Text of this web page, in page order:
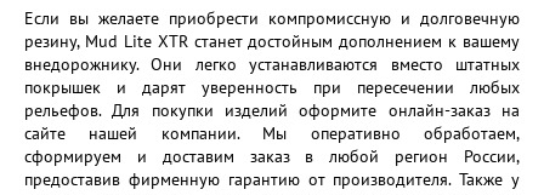
Если вы желаете приобрести компромиссную и долговечную
резину, Mud Lite XTR станет достойным дополнением к вашему
внедорожнику. Они легко устанавливаются вместо штатных
покрышек и дарят уверенность при пересечении любых
рельефов. Для покупки изделий оформите онлайн-заказ на
сайте нашей компании. Мы оперативно обработаем,
сформируем и доставим заказ в любой регион России,
предоставив фирменную гарантию от производителя. Также у